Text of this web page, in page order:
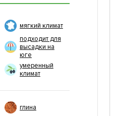
мягкий климат
подходит для
высадки на
юге
умеренный
климат
глина